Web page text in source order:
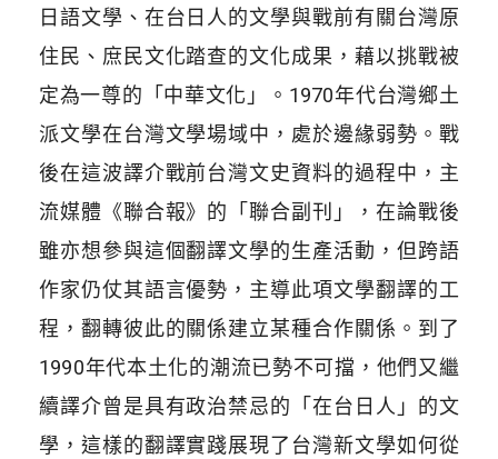
日語文學、在台日人的文學與戰前有關台灣原
住民、庶民文化踏查的文化成果，藉以挑戰被
定為一尊的「中華文化」。1970年代台灣鄉土
派文學在台灣文學場域中，處於邊緣弱勢。戰
後在這波譯介戰前台灣文史資料的過程中，主
流媒體《聯合報》的「聯合副刊」，在論戰後
雖亦想參與這個翻譯文學的生產活動，但跨語
作家仍仗其語言優勢，主導此項文學翻譯的工
程，翻轉彼此的關係建立某種合作關係。到了
1990年代本土化的潮流已勢不可擋，他們又繼
續譯介曾是具有政治禁忌的「在台日人」的文
學，這樣的翻譯實踐展現了台灣新文學如何從